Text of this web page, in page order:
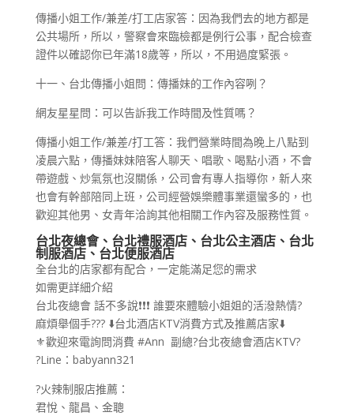
傳播小姐工作/兼差/打工店家答：因為我們去的地方都是
公共場所，所以，警察會來臨檢都是例行公事，配合檢查
證件以確認你已年滿18歲等，所以，不用過度緊張。
十一、台北傳播小姐問：傳播妹的工作內容咧？
網友星星問：可以告訴我工作時間及性質嗎？
傳播小姐工作/兼差/打工答：我們營業時間為晚上八點到
凌晨六點，傳播妹妹陪客人聊天、唱歌、喝點小酒，不會
帶遊戲、炒氣氛也沒關係，公司會有專人指導你，新人來
也會有幹部陪同上班，公司經營娛樂體事業還蠻多的，也
歡迎其他男、女青年洽詢其他相關工作內容及服務性質。
台北夜總會、台北禮服酒店、台北公主酒店、台北
制服酒店、台北便服酒店
全台北的店家都有配合，一定能滿足您的需求
如需更詳細介紹
台北夜總會 話不多說❗️❗️❗️ 誰要來體驗小姐姐的活潑熱情?
麻煩舉個手??? ⬇️台北酒店KTV消費方式及推薦店家⬇️
⚜️歡迎來電詢問消費 #Ann 副總?台北夜總會酒店KTV?
?Line：babyann321
?火辣制服店推薦：
君悅、龍昌、金聰